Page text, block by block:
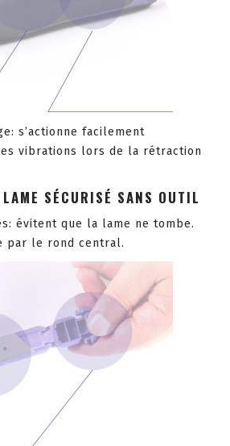
s’actionne facilement
vibrations lors de la rétraction
SÉCURISÉ SANS OUTIL
évitent que la lame ne tombe.
par le rond central.